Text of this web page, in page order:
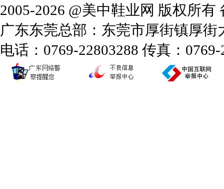
2005-2026 @美中鞋业网 版权所有
广东东莞总部：东莞市厚街镇厚
电话：0769-22803288 传真：0769-